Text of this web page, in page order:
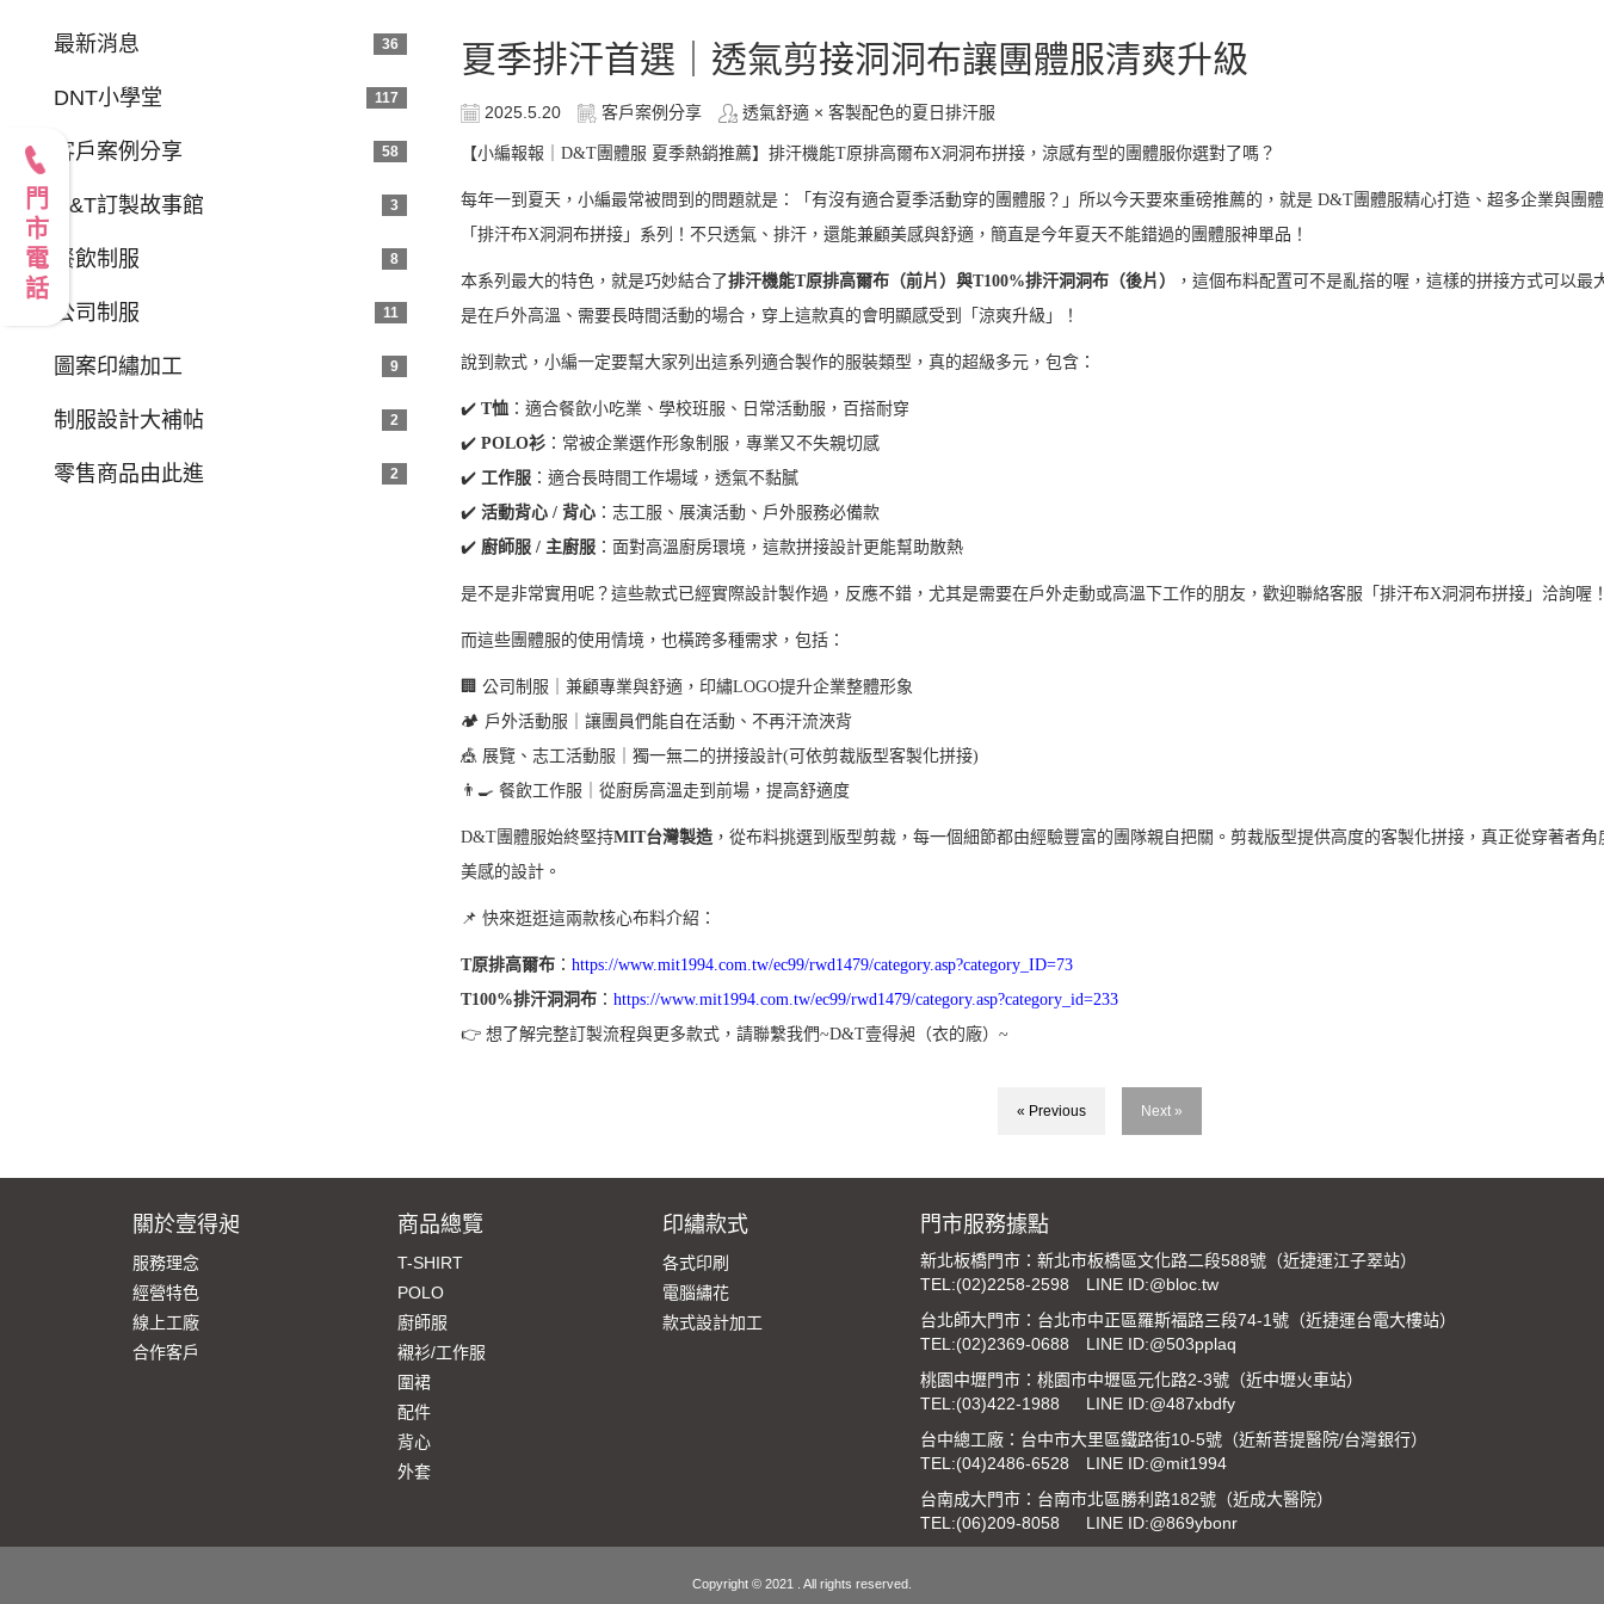
最新消息 36
DNT小學堂 117
客戶案例分享 58
D&T訂製故事館 3
餐飲制服 8
公司制服 11
圖案印繡加工 9
制服設計大補帖 2
零售商品由此進 2
夏季排汗首選｜透氣剪接洞洞布讓團體服清爽升級
2025.5.20 客戶案例分享 透氣舒適 × 客製配色的夏日排汗服
【小編報報｜D&T團體服 夏季熱銷推薦】排汗機能T原排高爾布X洞洞布拼接，涼感有型的團體服你選對了嗎？
每年一到夏天，小編最常被問到的問題就是：「有沒有適合夏季活動穿的團體服？」所以今天要來重磅推薦的，就是 D&T團體服精心打造、超多企業與
「排汗布X洞洞布拼接」系列！不只透氣、排汗，還能兼顧美感與舒適，簡直是今年夏天不能錯過的團體服神單品！
本系列最大的特色，就是巧妙結合了排汗機能T原排高爾布（前片）與T100%排汗洞洞布（後片）
，這個布料配置可不是亂搭的喔，這樣的拼接方式可以最
是在戶外高溫、需要長時間活動的場合，穿上這款真的會明顯感受到「涼爽升級」！
說到款式，小編一定要幫大家列出這系列適合製作的服裝類型，真的超級多元，包含：
✔️ T恤：適合餐飲小吃業、學校班服、日常活動服，百搭耐穿
✔️ POLO衫：常被企業選作形象制服，專業又不失親切感
✔️ 工作服：適合長時間工作場域，透氣不黏膩
✔️ 活動背心 / 背心：志工服、展演活動、戶外服務必備款
✔️ 廚師服 / 主廚服：面對高溫廚房環境，這款拼接設計更能幫助散熱
是不是非常實用呢？這些款式已經實際設計製作過，反應不錯，尤其是需要在戶外走動或高溫下工作的朋友，歡迎聯絡客服「排汗布X洞洞布拼接」洽詢喔
而這些團體服的使用情境，也橫跨多種需求，包括：
🏢 公司制服｜兼顧專業與舒適，印繡LOGO提升企業整體形象
🏕 戶外活動服｜讓團員們能自在活動、不再汗流浹背
🎪 展覽、志工活動服｜獨一無二的拼接設計(可依剪裁版型客製化拼接)
👨 🍳 餐飲工作服｜從廚房高溫走到前場，提高舒適度
D&T團體服始終堅持MIT台灣製造，從布料挑選到版型剪裁，每一個細節都由經驗豐富的團隊親自把關。剪裁版型提供高度的客製化拼接，真正從穿著者角
美感的設計。
📌 快來逛逛這兩款核心布料介紹：
T原排高爾布： https://www.mit1994.com.tw/ec99/rwd1479/category.asp?category_ID=73
T100%排汗洞洞布： https://www.mit1994.com.tw/ec99/rwd1479/category.asp?category_id=233
👉 想了解完整訂製流程與更多款式，請聯繫我們~D&T壹得昶（衣的廠）~
« Previous Next »
關於壹得昶
服務理念
經營特色
線上工廠
合作客戶
商品總覽
T-SHIRT
POLO
廚師服
襯衫/工作服
圍裙
配件
背心
外套
印繡款式
各式印刷
電腦繡花
款式設計加工
門市服務據點
新北板橋門市：新北市板橋區文化路二段588號（近捷運江子翠站）
TEL:(02)2258-2598
LINE ID:@bloc.tw
台北師大門市：台北市中正區羅斯福路三段74-1號（近捷運台電大樓站）
TEL:(02)2369-0688
LINE ID:@503pplaq
桃園中壢門市：桃園市中壢區元化路2-3號（近中壢火車站）
TEL:(03)422-1988
LINE ID:@487xbdfy
台中總工廠：台中市大里區鐵路街10-5號（近新菩提醫院/台灣銀行）
TEL:(04)2486-6528
LINE ID:@mit1994
台南成大門市：台南市北區勝利路182號（近成大醫院）
TEL:(06)209-8058 LINE ID:@869ybonr
Copyright © 2021 . All rights reserved.
門市電話